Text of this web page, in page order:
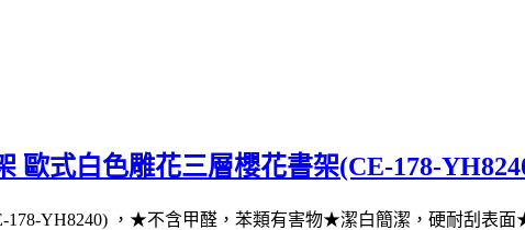
歐式白色雕花三層櫻花書架(CE-178-
178-YH8240) ，★不含甲醛，苯類有害物★潔白簡潔，硬耐刮